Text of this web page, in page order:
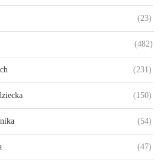
(23)
(482)
(231)
(150)
(54)
(47)